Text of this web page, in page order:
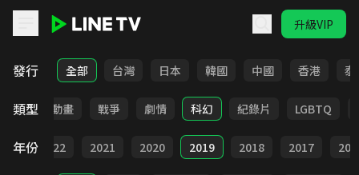
升級VIP
LINE TV - 電影
發行 全部 台灣 日本 韓國 中國 香港 泰
類型
青春 動畫 戰爭 劇情 科幻 紀錄片 LGBTQ
年份 2022 2021 2020 2019 2018 2017